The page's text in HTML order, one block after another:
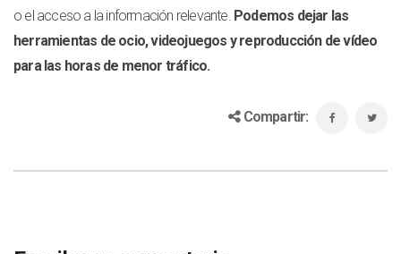
o el acceso a la información relevante. Podemos dejar las
herramientas de ocio, videojuegos y reproducción de vídeo
para las horas de menor tráfico.
Compartir: